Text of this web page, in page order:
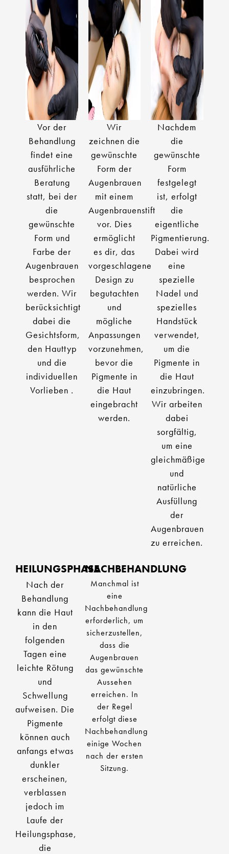
Vor der
Behandlung
findet eine
ausführliche
Beratung
statt, bei der
die
gewünschte
Form und
Farbe der
Augenbrauen
besprochen
werden. Wir
berücksichtigt
dabei die
Gesichtsform,
den Hauttyp
und die
individuellen
Vorlieben .
Wir
zeichnen die
gewünschte
Form der
Augenbrauen
mit einem
Augenbrauenstift
vor. Dies
ermöglicht
es dir, das
vorgeschlagene
Design zu
begutachten
und
mögliche
Anpassungen
vorzunehmen,
bevor die
Pigmente in
die Haut
eingebracht
werden.
Nachdem
die
gewünschte
Form
festgelegt
ist, erfolgt
die
eigentliche
Pigmentierung.
Dabei wird
eine
spezielle
Nadel und
spezielles
Handstück
verwendet,
um die
Pigmente in
die Haut
einzubringen.
Wir arbeiten
dabei
sorgfältig,
um eine
gleichmäßige
und
natürliche
Ausfüllung
der
Augenbrauen
zu erreichen.
HEILUNGSPHASE
Nach der
Behandlung
kann die Haut
in den
folgenden
Tagen eine
leichte Rötung
und
Schwellung
aufweisen. Die
Pigmente
können auch
anfangs etwas
dunkler
erscheinen,
verblassen
jedoch im
Laufe der
Heilungsphase,
die
NACHBEHANDLUNG
Manchmal ist
eine
Nachbehandlung
erforderlich, um
sicherzustellen,
dass die
Augenbrauen
das gewünschte
Aussehen
erreichen. In
der Regel
erfolgt diese
Nachbehandlung
einige Wochen
nach der ersten
Sitzung.